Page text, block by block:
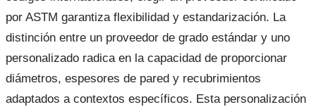
por ASTM garantiza flexibilidad y estandarización. La
distinción entre un proveedor de grado estándar y uno
personalizado radica en la capacidad de proporcionar
diámetros, espesores de pared y recubrimientos
adaptados a contextos específicos. Esta personalización